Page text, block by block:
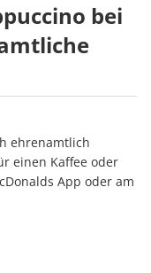
bei
ehrenamtlich
einen Kaffee oder
App oder am